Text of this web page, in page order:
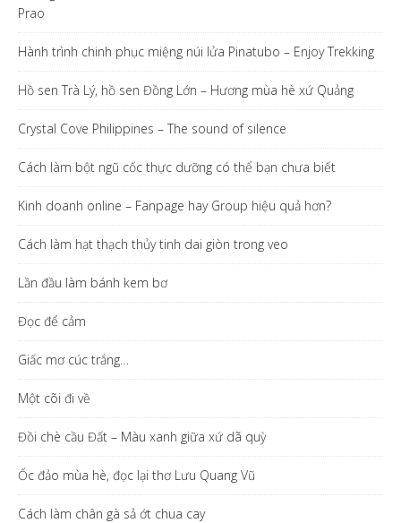
Prao
Hành trình chinh phục miệng núi lửa Pinatubo – Enjoy Trekking
Hồ sen Trà Lý, hồ sen Đồng Lớn – Hương mùa hè xứ Quảng
Crystal Cove Philippines – The sound of silence
Cách làm bột ngũ cốc thực dưỡng có thể bạn chưa biết
Kinh doanh online – Fanpage hay Group hiệu quả hơn?
Cách làm hạt thạch thủy tinh dai giòn trong veo
Lần đầu làm bánh kem bơ
Đọc để cảm
Giấc mơ cúc trắng…
Một cõi đi về
Đồi chè cầu Đất – Màu xanh giữa xứ dã quỳ
Ốc đảo mùa hè, đọc lại thơ Lưu Quang Vũ
Cách làm chân gà sả ớt chua cay